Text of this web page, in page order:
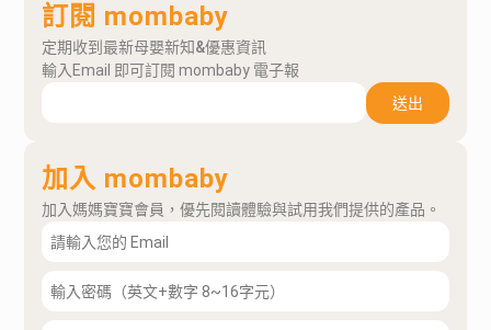
訂閱 mombaby
定期收到最新母嬰新知&優惠資訊
輸入Email 即可訂閱 mombaby 電子報
送出
加入 mombaby
加入媽媽寶寶會員，優先閱讀體驗與試用我們提供的產品。